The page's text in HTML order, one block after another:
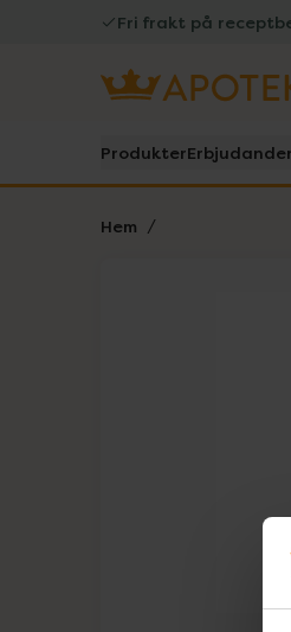
Fri frakt på
Produkter
Hem
Lista: .